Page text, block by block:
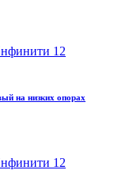
на низких опорах